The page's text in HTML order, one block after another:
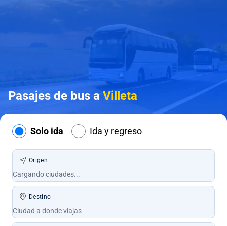
Pasajes de bus aVilleta
Solo ida Ida y regreso
Origen
Destino